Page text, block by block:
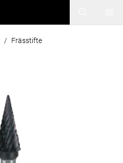
/ Frässtifte